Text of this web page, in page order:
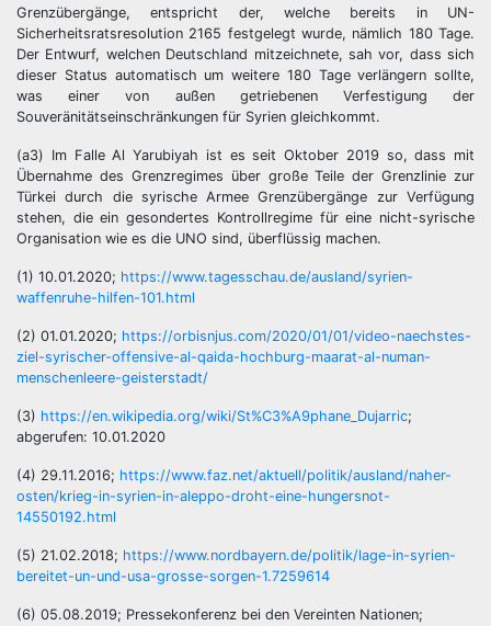
Grenzübergänge, entspricht der, welche bereits in UN-
Sicherheitsratsresolution 2165 festgelegt wurde, nämlich 180 Tage.
Der Entwurf, welchen Deutschland mitzeichnete, sah vor, dass sich
dieser Status automatisch um weitere 180 Tage verlängern sollte,
was einer von außen getriebenen Verfestigung der
Souveränitätseinschränkungen für Syrien gleichkommt.
(a3) Im Falle Al Yarubiyah ist es seit Oktober 2019 so, dass mit
Übernahme des Grenzregimes über große Teile der Grenzlinie zur
Türkei durch die syrische Armee Grenzübergänge zur Verfügung
stehen, die ein gesondertes Kontrollregime für eine nicht-syrische
Organisation wie es die UNO sind, überflüssig machen.
(1) 10.01.2020; https://www.tagesschau.de/ausland/syrien-
waffenruhe-hilfen-101.html
(2) 01.01.2020; https://orbisnjus.com/2020/01/01/video-naechstes-
ziel-syrischer-offensive-al-qaida-hochburg-maarat-al-numan-
menschenleere-geisterstadt/
(3) https://en.wikipedia.org/wiki/St%C3%A9phane_Dujarric;
abgerufen: 10.01.2020
(4) 29.11.2016; https://www.faz.net/aktuell/politik/ausland/naher-
osten/krieg-in-syrien-in-aleppo-droht-eine-hungersnot-
14550192.html
(5) 21.02.2018; https://www.nordbayern.de/politik/lage-in-syrien-
bereitet-un-und-usa-grosse-sorgen-1.7259614
(6) 05.08.2019; Pressekonferenz bei den Vereinten Nationen;